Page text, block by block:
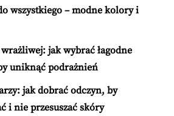
wszystkiego – modne kolory i
jak wybrać łagodne
uniknąć podrażnień
jak dobrać odczyn, by
i nie przesuszać skóry